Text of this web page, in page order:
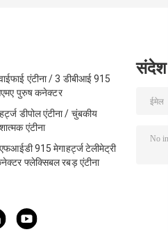
वाईफाई एंटीना / 3 डीबीआई 915
पुरुष कनेक्टर
डीपोल एंटीना / चुंबकीय
एंटीना
915 मेगाहर्ट्ज टेलीमेट्री
फ्लेक्सिबल रबड़ एंटीना
संदेश